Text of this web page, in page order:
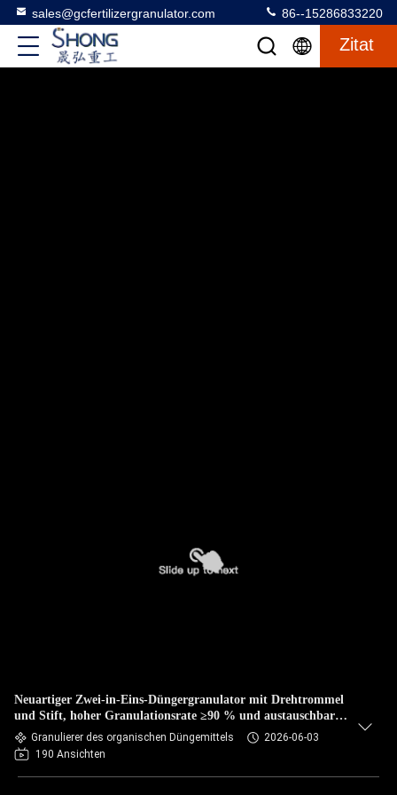
sales@gcfertilizergranulator.com 86--15286833220
Zitat
Neuartiger Zwei-in-Eins-Düngergranulator mit Drehtrommel
und Stift, hoher Granulationsrate ≥90 % und austauschbaren
Wolframkarbidstiften für 15–25 % Feuchtigkeit
Granulierer des organischen Düngemittels
2026-06-03
190 Ansichten